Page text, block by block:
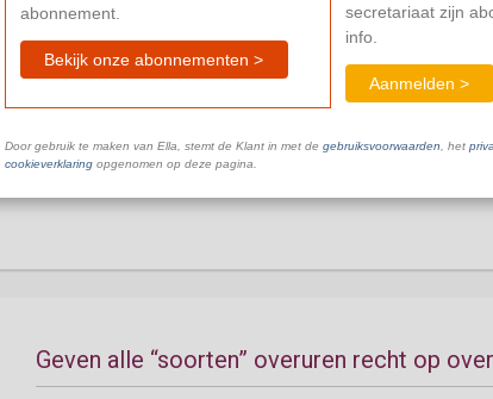
Overuren en overloon
Geven alle “soorten” overuren recht op
abonnement.
Bekijk onze abonnementen >
secretariaat zijn
info.
Aanmelden >
Door gebruik te maken van Ella, stemt de Klant in met de gebruiksvoorwaarden , het
cookieverklaringopgenomen op deze pagina.